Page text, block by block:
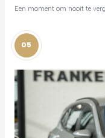
Een moment om nooit te
05